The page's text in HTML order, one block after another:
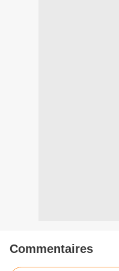
Commentaires